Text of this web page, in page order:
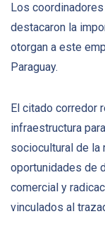
Los
destacaron la
otorgan a este
Paraguay.
El citado corredor
infraestructura
sociocultural de la
oportunidades de
comercial y
vinculados al